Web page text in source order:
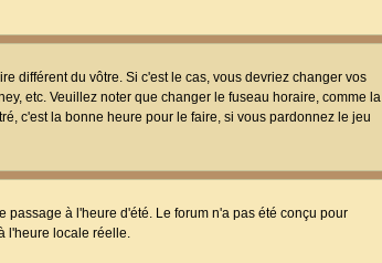
différent du vôtre. Si c'est le cas, vous devriez changer vos
etc. Veuillez noter que changer le fuseau horaire, comme la
c'est la bonne heure pour le faire, si vous pardonnez le jeu
à l'heure d'été. Le forum n'a pas été conçu pour
l'heure locale réelle.